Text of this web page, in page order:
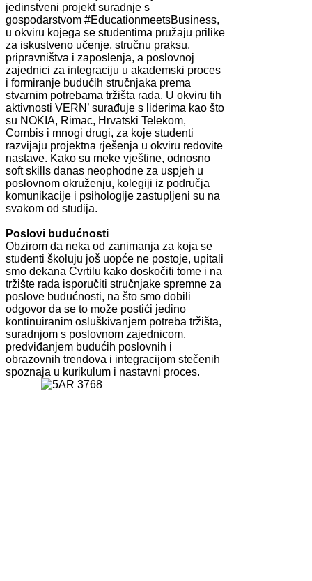
jedinstveni projekt suradnje s
gospodarstvom #EducationmeetsBusiness,
u okviru kojega se studentima pružaju prilike
za iskustveno učenje, stručnu praksu,
pripravništva i zaposlenja, a poslovnoj
zajednici za integraciju u akademski proces
i formiranje budućih stručnjaka prema
stvarnim potrebama tržišta rada. U okviru tih
aktivnosti VERN’ surađuje s liderima kao što
su NOKIA, Rimac, Hrvatski Telekom,
Combis i mnogi drugi, za koje studenti
razvijaju projektna rješenja u okviru redovite
nastave. Kako su meke vještine, odnosno
soft skills danas neophodne za uspjeh u
poslovnom okruženju, kolegiji iz područja
komunikacije i psihologije zastupljeni su na
svakom od studija.
Poslovi budućnosti
Obzirom da neka od zanimanja za koja se
studenti školuju još uopće ne postoje, upitali
smo dekana Cvrtilu kako doskočiti tome i na
tržište rada isporučiti stručnjake spremne za
poslove budućnosti, na što smo dobili
odgovor da se to može postići jedino
kontinuiranim osluškivanjem potreba tržišta,
suradnjom s poslovnom zajednicom,
predviđanjem budućih poslovnih i
obrazovnih trendova i integracijom stečenih
spoznaja u kurikulum i nastavni proces.